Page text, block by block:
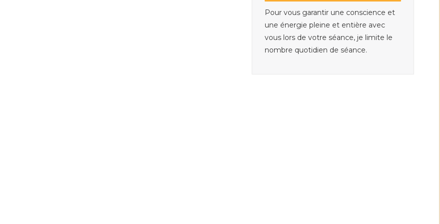
Pour vous garantir une conscience et
une énergie pleine et entière avec
vous lors de votre séance, je limite le
nombre quotidien de séance.